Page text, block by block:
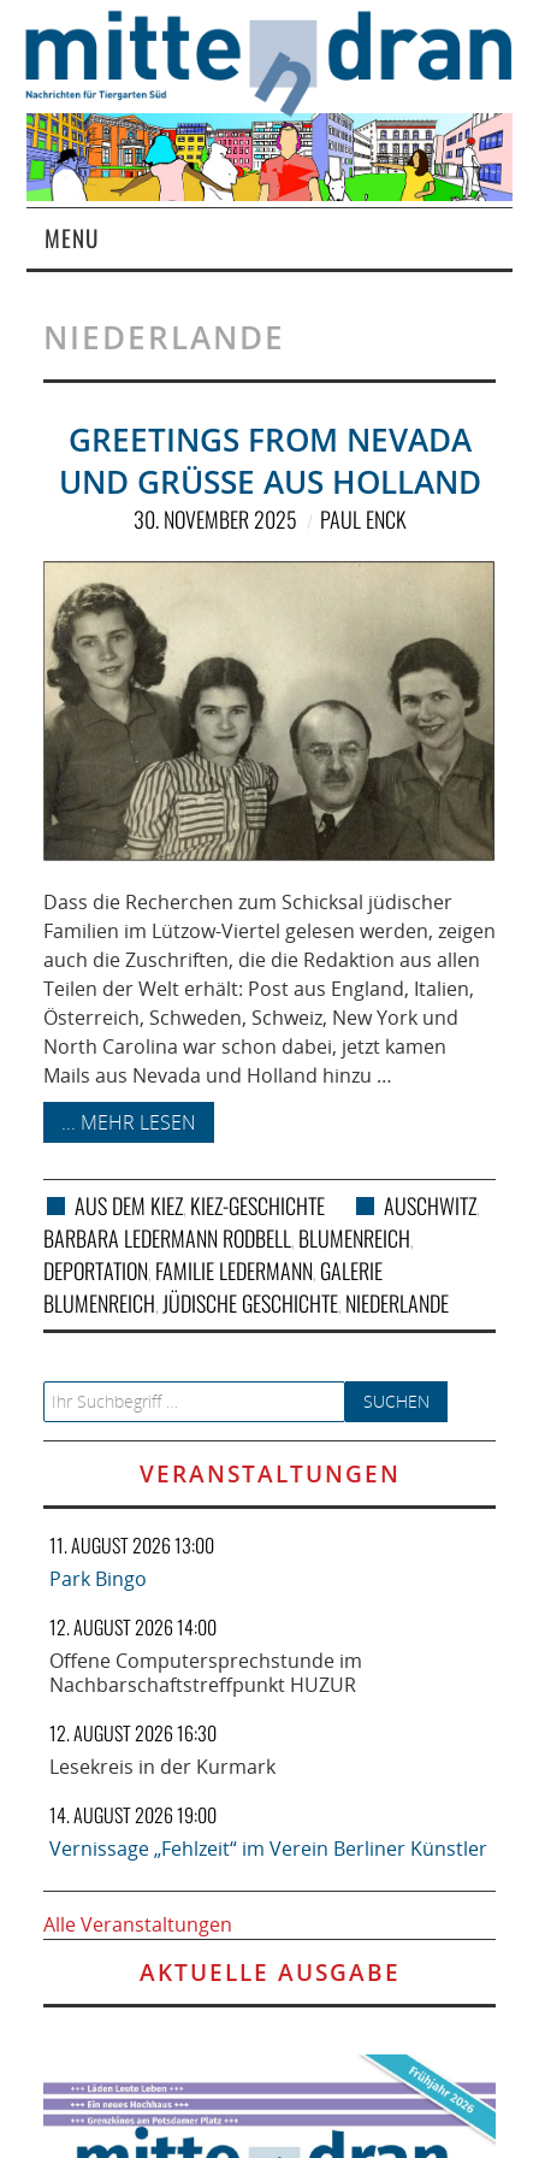
MENU
MAGAZIN
ÜBER UNS
RUBRIKEN
SPONSORING
KONTAKT
NIEDERLANDE
GREETINGS FROM NEVADA
UND GRÜSSE AUS HOLLAND
30. NOVEMBER 2025 PAUL ENCK
Dass die Recherchen zum Schicksal jüdischer
Familien im Lützow-Viertel gelesen werden, zeigen
auch die Zuschriften, die die Redaktion aus allen
Teilen der Welt erhält: Post aus England, Italien,
Österreich, Schweden, Schweiz, New York und
North Carolina war schon dabei, jetzt kamen
Mails aus Nevada und Holland hinzu …
... MEHR LESEN
AUS DEM KIEZ, KIEZ-GESCHICHTE AUSCHWITZ,
BARBARA LEDERMANN RODBELL , BLUMENREICH,
DEPORTATION, FAMILIE LEDERMANN, GALERIE
BLUMENREICH, JÜDISCHE GESCHICHTE, NIEDERLANDE
Search for:
VERANSTALTUNGEN
11. AUGUST 2026 13:00
Park Bingo
12. AUGUST 2026 14:00
Offene Computersprechstunde im
Nachbarschaftstreffpunkt HUZUR
12. AUGUST 2026 16:30
Lesekreis in der Kurmark
14. AUGUST 2026 19:00
Vernissage „Fehlzeit“ im Verein Berliner Künstler
Alle Veranstaltungen
AKTUELLE AUSGABE